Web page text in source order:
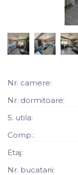
Nr. camere:
Nr. dormitoare:
S. utila:
Comp.:
Etaj:
Nr. bucatarii: